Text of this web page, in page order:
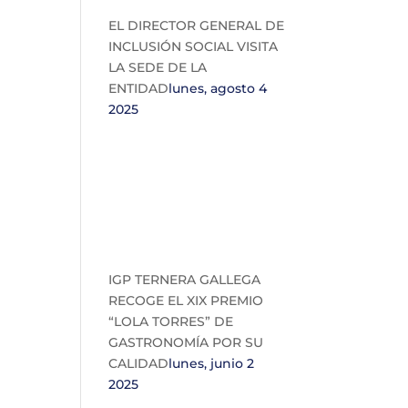
EL DIRECTOR GENERAL DE
INCLUSIÓN SOCIAL VISITA
LA SEDE DE LA
ENTIDADlunes, agosto 4
2025
IGP TERNERA GALLEGA
RECOGE EL XIX PREMIO
“LOLA TORRES” DE
GASTRONOMÍA POR SU
CALIDADlunes, junio 2
2025